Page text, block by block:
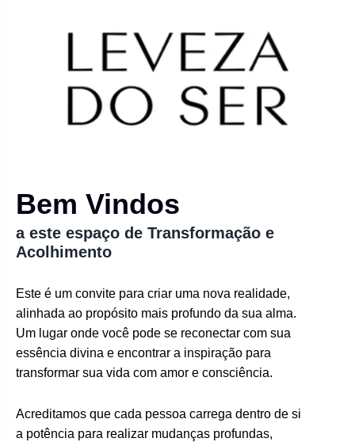
Bem Vindos
a este espaço de Transformação e
Acolhimento
Este é um convite para criar uma nova realidade,
alinhada ao propósito mais profundo da sua alma.
Um lugar onde você pode se reconectar com sua
essência divina e encontrar a inspiração para
transformar sua vida com amor e consciência.
Acreditamos que cada pessoa carrega dentro de si
a potência para realizar mudanças profundas,